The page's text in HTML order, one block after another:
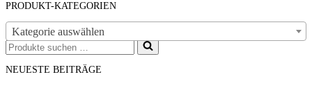
PRODUKT-KATEGORIEN
Kategorie auswählen
Suchen
nach …
NEUESTE BEITRÄGE